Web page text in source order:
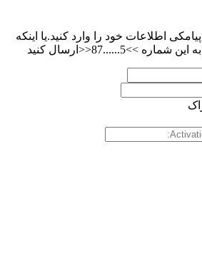
اطلاعات خود را وارد کنید.یا اینکه
>>5......87<<ارسال کنید